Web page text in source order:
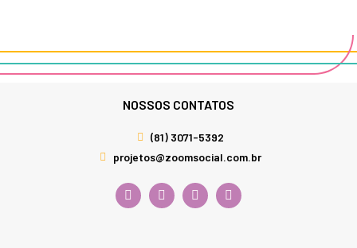
NOSSOS CONTATOS
(81) 3071-5392
projetos@zoomsocial.com.br